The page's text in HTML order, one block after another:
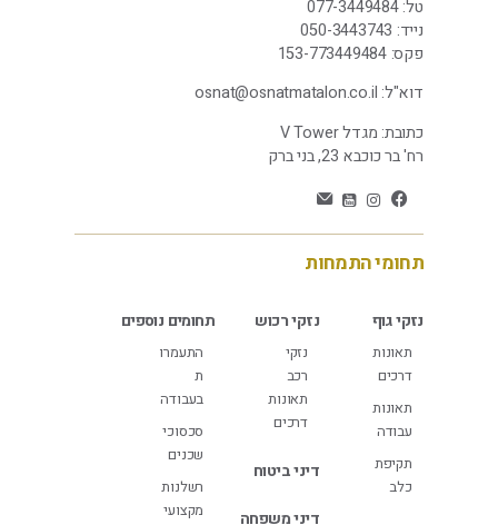
טל:077-3449484
נייד:
050-3443743
פקס:153-773449484
דוא"ל: osnat@osnatmatalon.co.il
כתובת: מגדל V Tower
רח' בר כוכבא 23, בני ברק
תחומי התמחות
נזקי גוף
תאונות
דרכים
תאונות
עבודה
תקיפת
כלב
נזקי רכוש
נזקי
רכב
תאונות
דרכים
דיני ביטוח
דיני משפחה
תחומים נוספים
התעמרו
ת
בעבודה
סכסוכי
שכנים
רשלנות
מקצועי